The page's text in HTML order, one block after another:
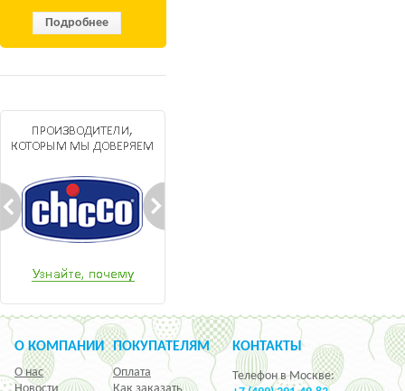
Подробнее
О КОМПАНИИ
О нас
ПОКУПАТЕЛЯМ
Оплата
КОНТАКТЫ
Телефон в Москве: